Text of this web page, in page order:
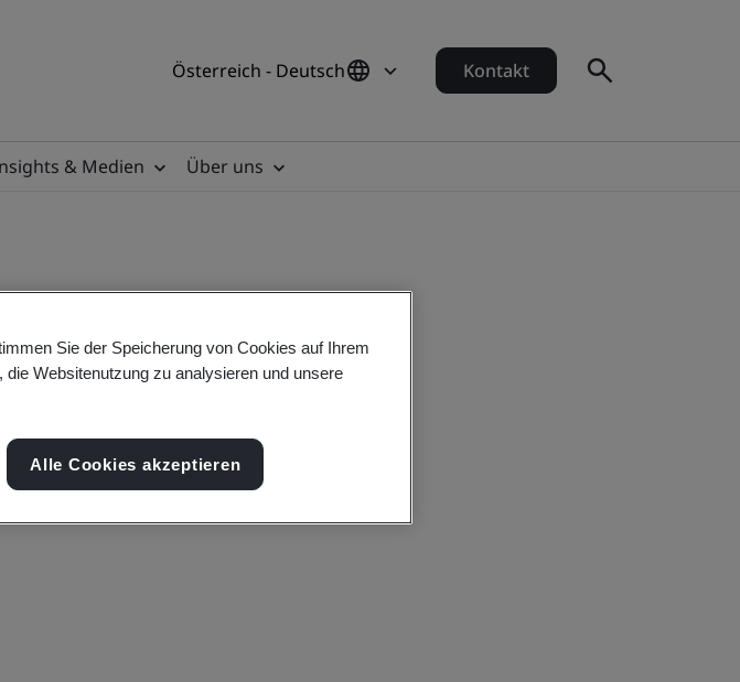
Österreich - Deutsch Kontakt
& Medien Über uns
Sie der Speicherung von Cookies auf Ihrem
Websitenutzung zu analysieren und unsere
Alle Cookies akzeptieren